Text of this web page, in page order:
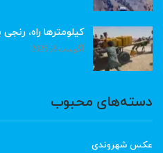
کیلومترها راه،
آگوست 8, 2026
دسته‌های محبوب
عکس شهروندی